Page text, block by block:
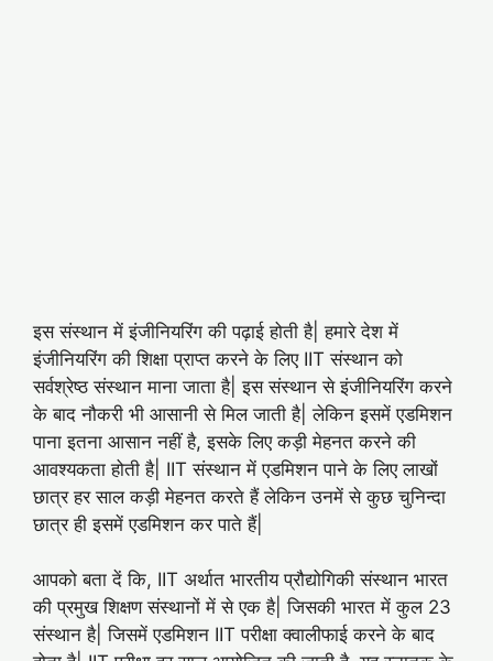
इस संस्थान में इंजीनियरिंग की पढ़ाई होती है| हमारे देश में
इंजीनियरिंग की शिक्षा प्राप्त करने के लिए IIT संस्थान को
सर्वश्रेष्ठ संस्थान माना जाता है| इस संस्थान से इंजीनियरिंग करने
के बाद नौकरी भी आसानी से मिल जाती है| लेकिन इसमें एडमिशन
पाना इतना आसान नहीं है, इसके लिए कड़ी मेहनत करने की
आवश्यकता होती है| IIT संस्थान में एडमिशन पाने के लिए लाखों
छात्र हर साल कड़ी मेहनत करते हैं लेकिन उनमें से कुछ चुनिन्दा
छात्र ही इसमें एडमिशन कर पाते हैं|
आपको बता दें कि, IIT अर्थात भारतीय प्रौद्योगिकी संस्थान भारत
की प्रमुख शिक्षण संस्थानों में से एक है| जिसकी भारत में कुल 23
संस्थान है| जिसमें एडमिशन IIT परीक्षा क्वालीफाई करने के बाद